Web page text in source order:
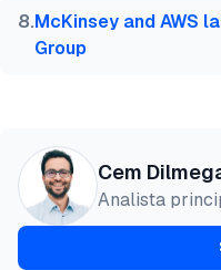
8.McKinsey and AWS
Group
Cem
Analista